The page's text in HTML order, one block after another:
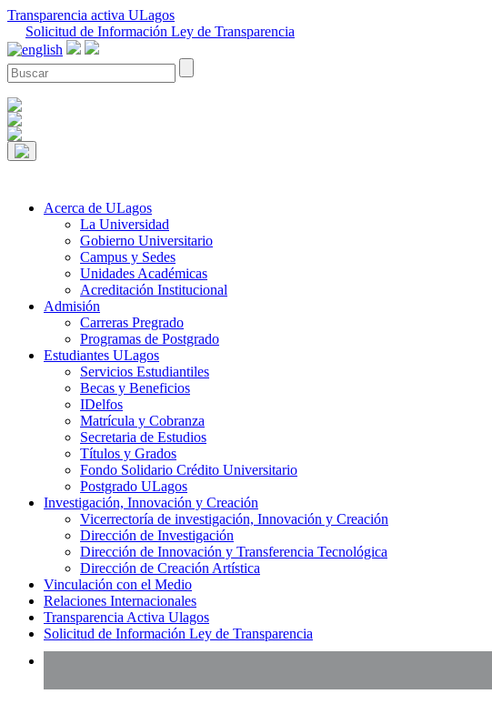
Transparencia activa ULagos
Solicitud de Información Ley de Transparencia
Acerca de ULagos
La Universidad
Gobierno Universitario
Campus y Sedes
Unidades Académicas
Acreditación Institucional
Admisión
Carreras Pregrado
Programas de Postgrado
Estudiantes ULagos
Servicios Estudiantiles
Becas y Beneficios
IDelfos
Matrícula y Cobranza
Secretaria de Estudios
Títulos y Grados
Fondo Solidario Crédito Universitario
Postgrado ULagos
Investigación, Innovación y Creación
Vicerrectoría de investigación, Innovación y Creación
Dirección de Investigación
Dirección de Innovación y Transferencia Tecnológica
Dirección de Creación Artística
Vinculación con el Medio
Relaciones Internacionales
Transparencia Activa Ulagos
Solicitud de Información Ley de Transparencia